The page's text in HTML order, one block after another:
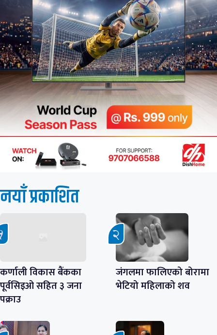
नयाँ प्रकाशित
कर्णाली विकास बैंकका
पूर्वसिइओ सहित ३ जना
पक्राउ
जंगलमा फालिएको बोरामा
भेटियो महिलाको शव